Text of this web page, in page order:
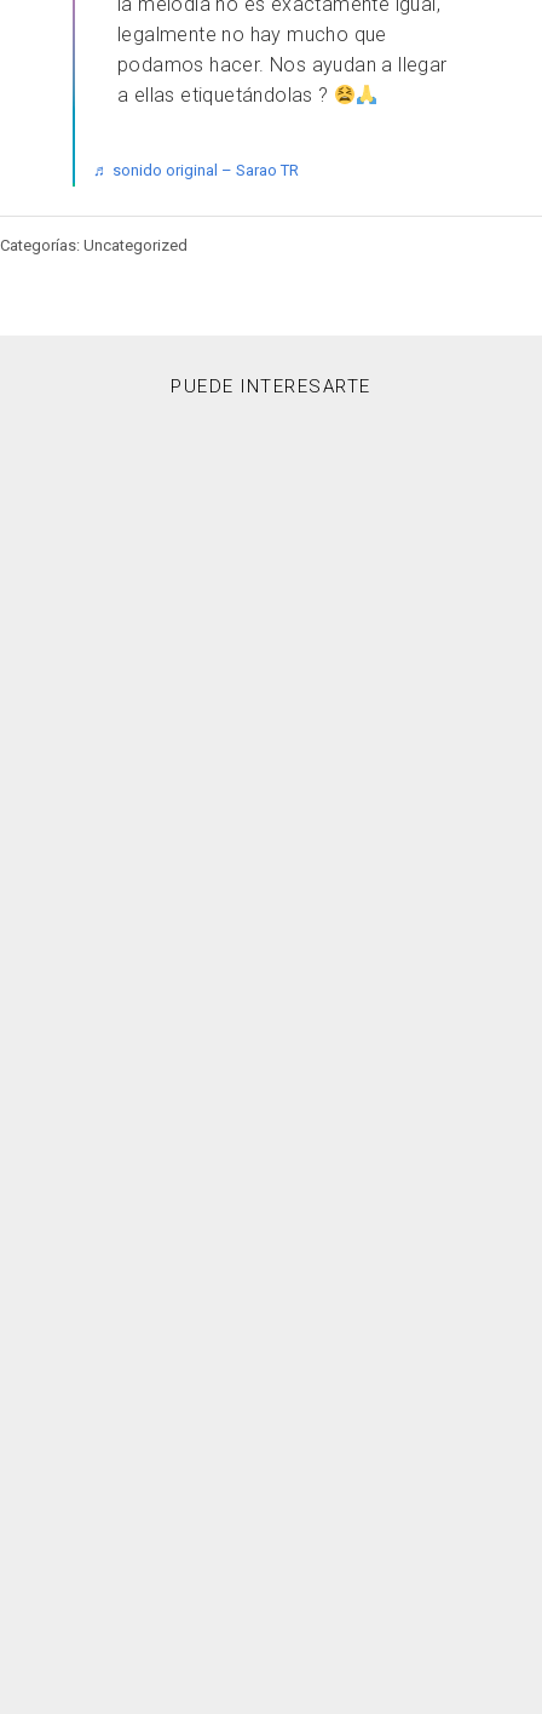
la melodía no es exactamente igual,
legalmente no hay mucho que
podamos hacer. Nos ayudan a llegar
a ellas etiquetándolas ?
♬ sonido original – Sarao TR
Categorías: Uncategorized
PUEDE INTERESARTE